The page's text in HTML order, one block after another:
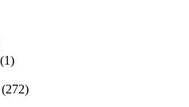
(1)
(272)